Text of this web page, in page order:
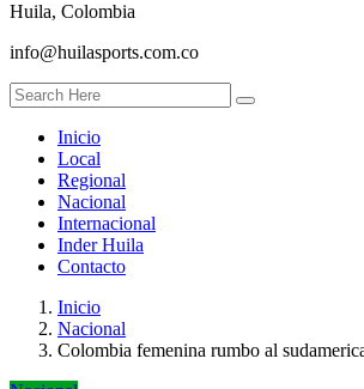
Huila, Colombia
info@huilasports.com.co
Inicio
Local
Regional
Nacional
Internacional
Inder Huila
Contacto
Inicio
Nacional
Colombia femenina rumbo al